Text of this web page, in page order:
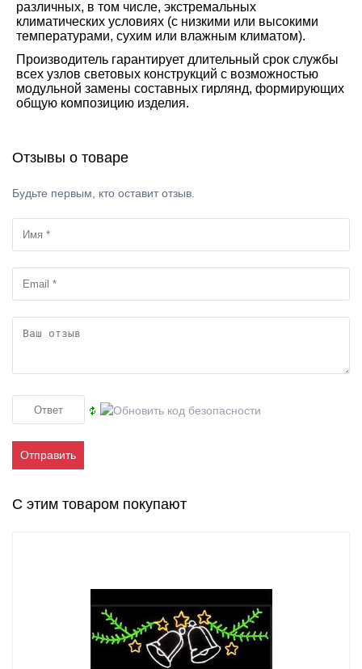
различных, в том числе, экстремальных
климатических условиях (с низкими или высокими
температурами, сухим или влажным климатом).
Производитель гарантирует длительный срок службы
всех узлов световых конструкций с возможностью
модульной замены составных гирлянд, формирующих
общую композицию изделия.
Отзывы о товаре
Будьте первым, кто оставит отзыв.
Отправить
С этим товаром покупают